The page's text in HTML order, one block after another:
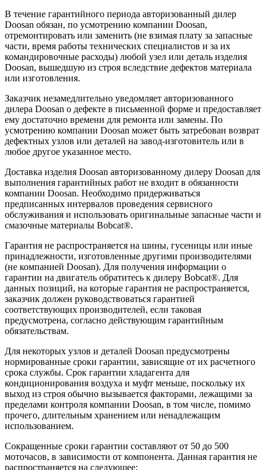
В течение гарантийного периода авторизованный дилер
Doosan обязан, по усмотрению компании Doosan,
отремонтировать или заменить (не взимая плату за запасные
части, время работы технических специалистов и за их
командировочные расходы) любой узел или деталь изделия
Doosan, вышедшую из строя вследствие дефектов материала
или изготовления.
Заказчик незамедлительно уведомляет авторизованного
дилера Doosan о дефекте в письменной форме и предоставляет
ему достаточно времени для ремонта или замены. По
усмотрению компании Doosan может быть затребован возврат
дефектных узлов или деталей на завод-изготовитель или в
любое другое указанное место.
Доставка изделия Doosan авторизованному дилеру Doosan для
выполнения гарантийных работ не входит в обязанности
компании Doosan. Необходимо придерживаться
предписанных интервалов проведения сервисного
обслуживания и использовать оригинальные запасные части и
смазочные материалы Bobcat®.
Гарантия не распространяется на шины, гусеницы или иные
принадлежности, изготовленные другими производителями
(не компанией Doosan). Для получения информации о
гарантии на двигатель обратитесь к дилеру Bobcat®. Для
данных позиций, на которые гарантия не распространяется,
заказчик должен руководствоваться гарантией
соответствующих производителей, если таковая
предусмотрена, согласно действующим гарантийным
обязательствам.
Для некоторых узлов и деталей Doosan предусмотрены
нормированные сроки гарантии, зависящие от их расчетного
срока службы. Срок гарантии хладагента для
кондиционирования воздуха и муфт меньше, поскольку их
выход из строя обычно вызывается факторами, лежащими за
пределами контроля компании Doosan, в том числе, помимо
прочего, длительным хранением или ненадлежащим
использованием.
Сокращенные сроки гарантии составляют от 50 до 500
моточасов, в зависимости от компонента. Данная гарантия не
распространяется на следующее: